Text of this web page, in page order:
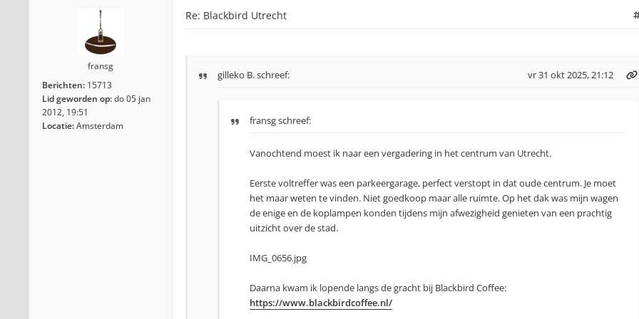
fransg
Berichten: 15713
Lid geworden op:do 05 jan
2012, 19:51
Locatie:Amsterdam
Re: Blackbird Utrecht
gilleko B.schreef: vr 31 okt 2025, 21:12
fransg schreef:
Vanochtend moest ik naar een vergadering in het centrum van Utrecht.
Eerste voltreffer was een parkeergarage, perfect verstopt in dat oude centrum. Je moet
het maar weten te vinden. Niet goedkoop maar alle ruimte. Op het dak was mijn wagen
de enige en de koplampen konden tijdens mijn afwezigheid genieten van een prachtig
uitzicht over de stad.
IMG_0656.jpg
Daarna kwam ik lopende langs de gracht bij Blackbird Coffee:
https://www.blackbirdcoffee.nl/